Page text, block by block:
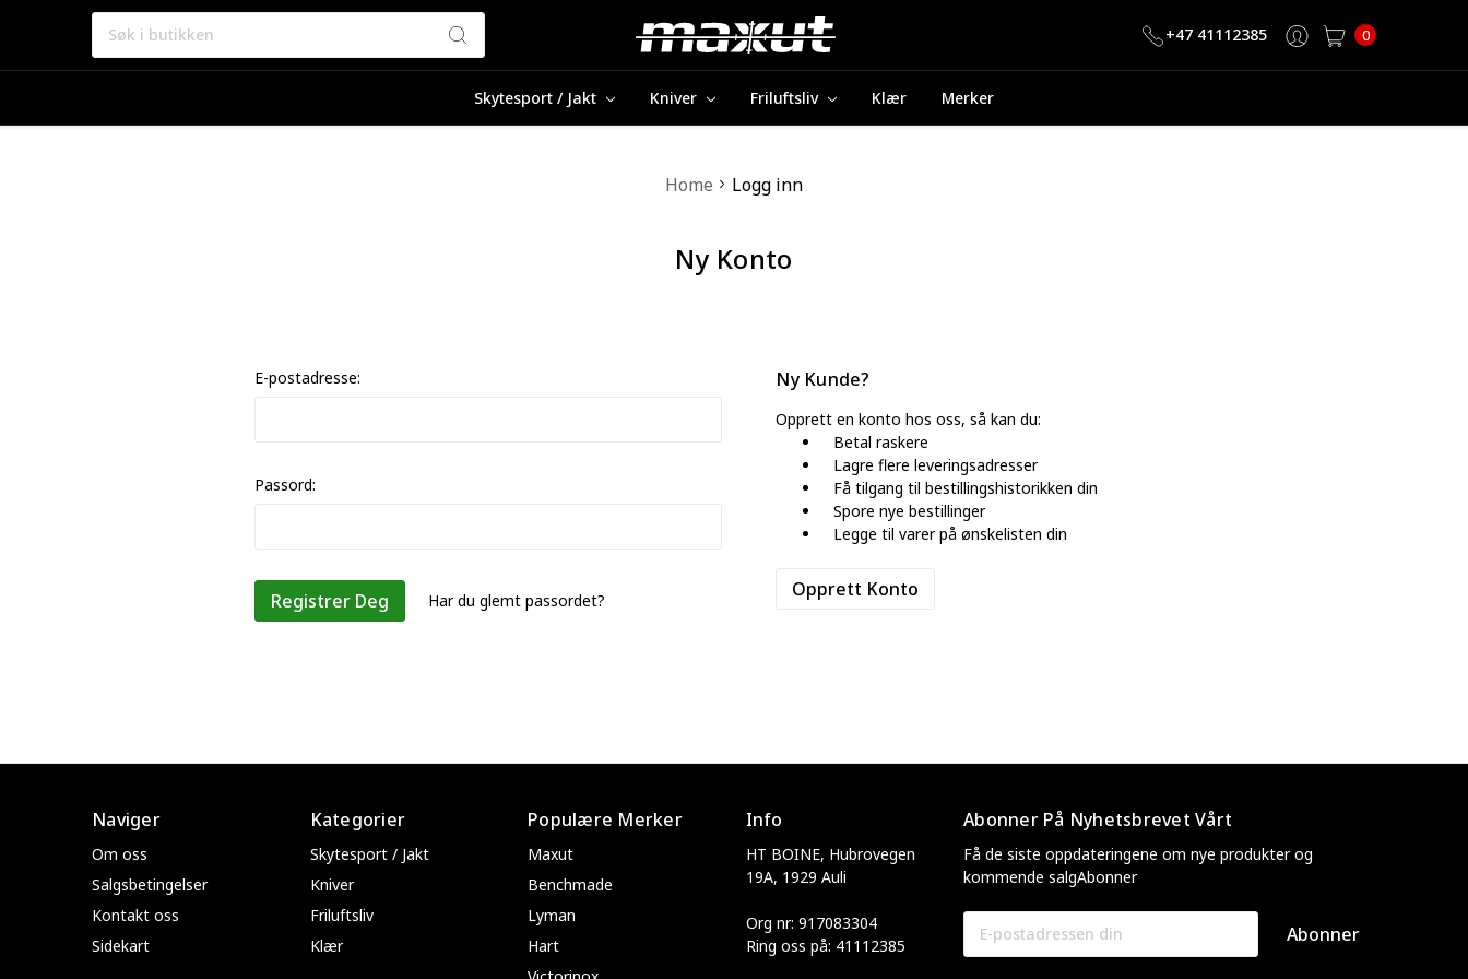
+47 41112385 0
Skytesport / Jakt Kniver Friluftsliv Klær Merker
Home Logg inn
Ny Konto
E-postadresse:
Passord:
Har du glemt passordet?
Ny Kunde?
Opprett en konto hos oss, så kan du:
Betal raskere
Lagre flere leveringsadresser
Få tilgang til bestillingshistorikken din
Spore nye bestillinger
Legge til varer på ønskelisten din
Opprett Konto
Naviger
Om oss
Salgsbetingelser
Kontakt oss
Sidekart
Kategorier
Skytesport / Jakt
Kniver
Friluftsliv
Klær
Populære Merker
Maxut
Benchmade
Lyman
Hart
Info
HT BOINE, Hubrovegen
19A, 1929 Auli
Org nr: 917083304
Ring oss på: 41112385
Abonner På Nyhetsbrevet Vårt
Få de siste oppdateringene om nye produkter og
kommende salgAbonner
postadresse